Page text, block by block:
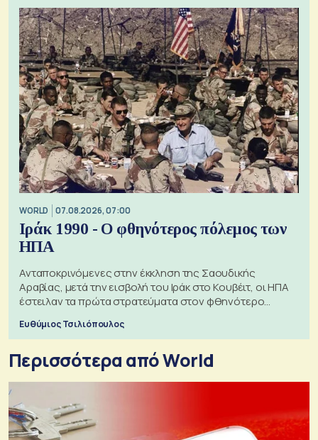
WORLD 07.08.2026, 07:00
Ιράκ 1990 - Ο φθηνότερος πόλεμος των
ΗΠΑ
Ανταποκρινόμενες στην έκκληση της Σαουδικής
Αραβίας, μετά την εισβολή του Ιράκ στο Κουβέιτ, οι ΗΠΑ
έστειλαν τα πρώτα στρατεύματα στον φθηνότερο
Ευθύμιος Τσιλιόπουλος
Περισσότερα από World